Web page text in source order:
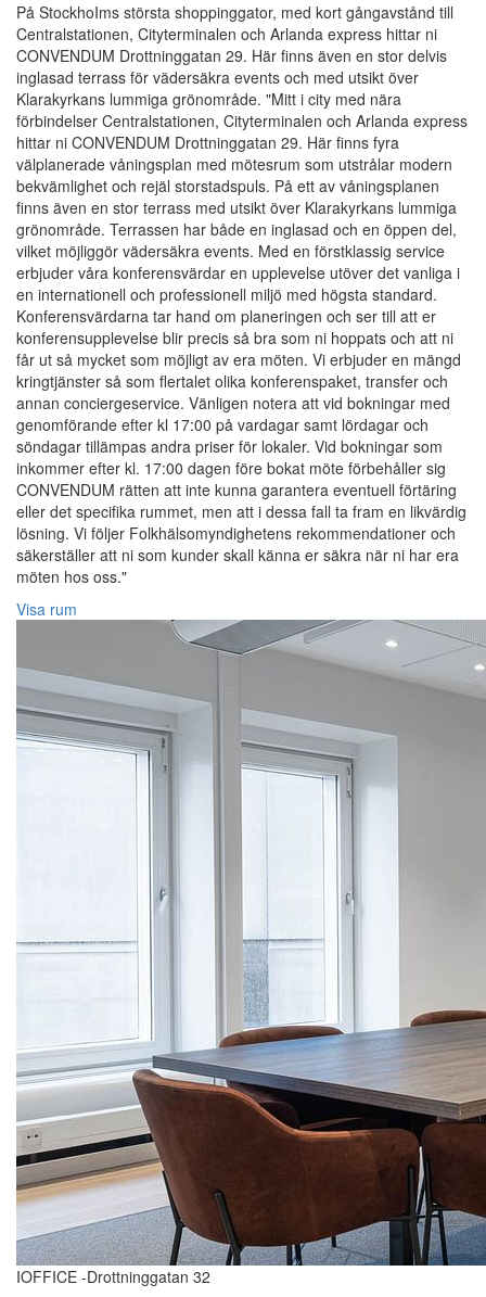
På StockhoIms största shoppinggator, med kort gångavstånd till
Centralstationen, Cityterminalen och Arlanda express hittar ni
CONVENDUM Drottninggatan 29. Här finns även en stor delvis
inglasad terrass för vädersäkra events och med utsikt över
Klarakyrkans lummiga grönområde. "Mitt i city med nära
förbindelser Centralstationen, Cityterminalen och Arlanda express
hittar ni CONVENDUM Drottninggatan 29. Här finns fyra
välplanerade våningsplan med mötesrum som utstrålar modern
bekvämlighet och rejäl storstadspuls. På ett av våningsplanen
finns även en stor terrass med utsikt över Klarakyrkans lummiga
grönområde. Terrassen har både en inglasad och en öppen del,
vilket möjliggör vädersäkra events. Med en förstklassig service
erbjuder våra konferensvärdar en upplevelse utöver det vanliga i
en internationell och professionell miljö med högsta standard.
Konferensvärdarna tar hand om planeringen och ser till att er
konferensupplevelse blir precis så bra som ni hoppats och att ni
får ut så mycket som möjligt av era möten. Vi erbjuder en mängd
kringtjänster så som flertalet olika konferenspaket, transfer och
annan conciergeservice. Vänligen notera att vid bokningar med
genomförande efter kl 17:00 på vardagar samt lördagar och
söndagar tillämpas andra priser för lokaler. Vid bokningar som
inkommer efter kl. 17:00 dagen före bokat möte förbehåller sig
CONVENDUM rätten att inte kunna garantera eventuell förtäring
eller det specifika rummet, men att i dessa fall ta fram en likvärdig
lösning. Vi följer Folkhälsomyndighetens rekommendationer och
säkerställer att ni som kunder skall känna er säkra när ni har era
möten hos oss."
Visa rum
IOFFICE -Drottninggatan 32